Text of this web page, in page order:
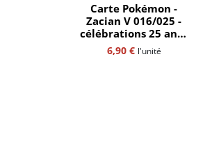
Carte Pokémon -
Zacian V 016/025 -
célébrations 25 ans -
ultra rare - fr
6,90 € l'unité